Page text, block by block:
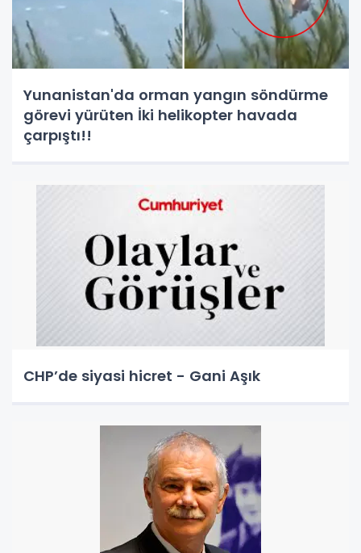
Yunanistan'da orman yangın söndürme
görevi yürüten İki helikopter havada
çarpıştı!!
CHP’de siyasi hicret - Gani Aşık